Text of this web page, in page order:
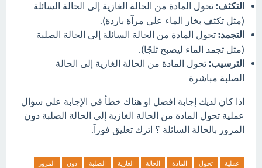
التكثف: تحول المادة من الحالة الغازية إلى الحالة السائلة
(مثل تكثف بخار الماء على مرآة باردة).
التجمد: تحول المادة من الحالة السائلة إلى الحالة الصلبة
(مثل تجمد الماء ليصبح ثلجًا).
الترسيب: تحول المادة من الحالة الغازية إلى الحالة
الصلبة مباشرة.
اذا كان لديك إجابة افضل او هناك خطأ في الإجابة علي سؤال
عملية تحول المادة من الحالة الغازية إلى الحالة الصلبة دون
المرور بالحالة السائلة ؟ اترك تعليق فورآ.
عملية تحول المادة الحالة الغازية الصلبة دون
المرور